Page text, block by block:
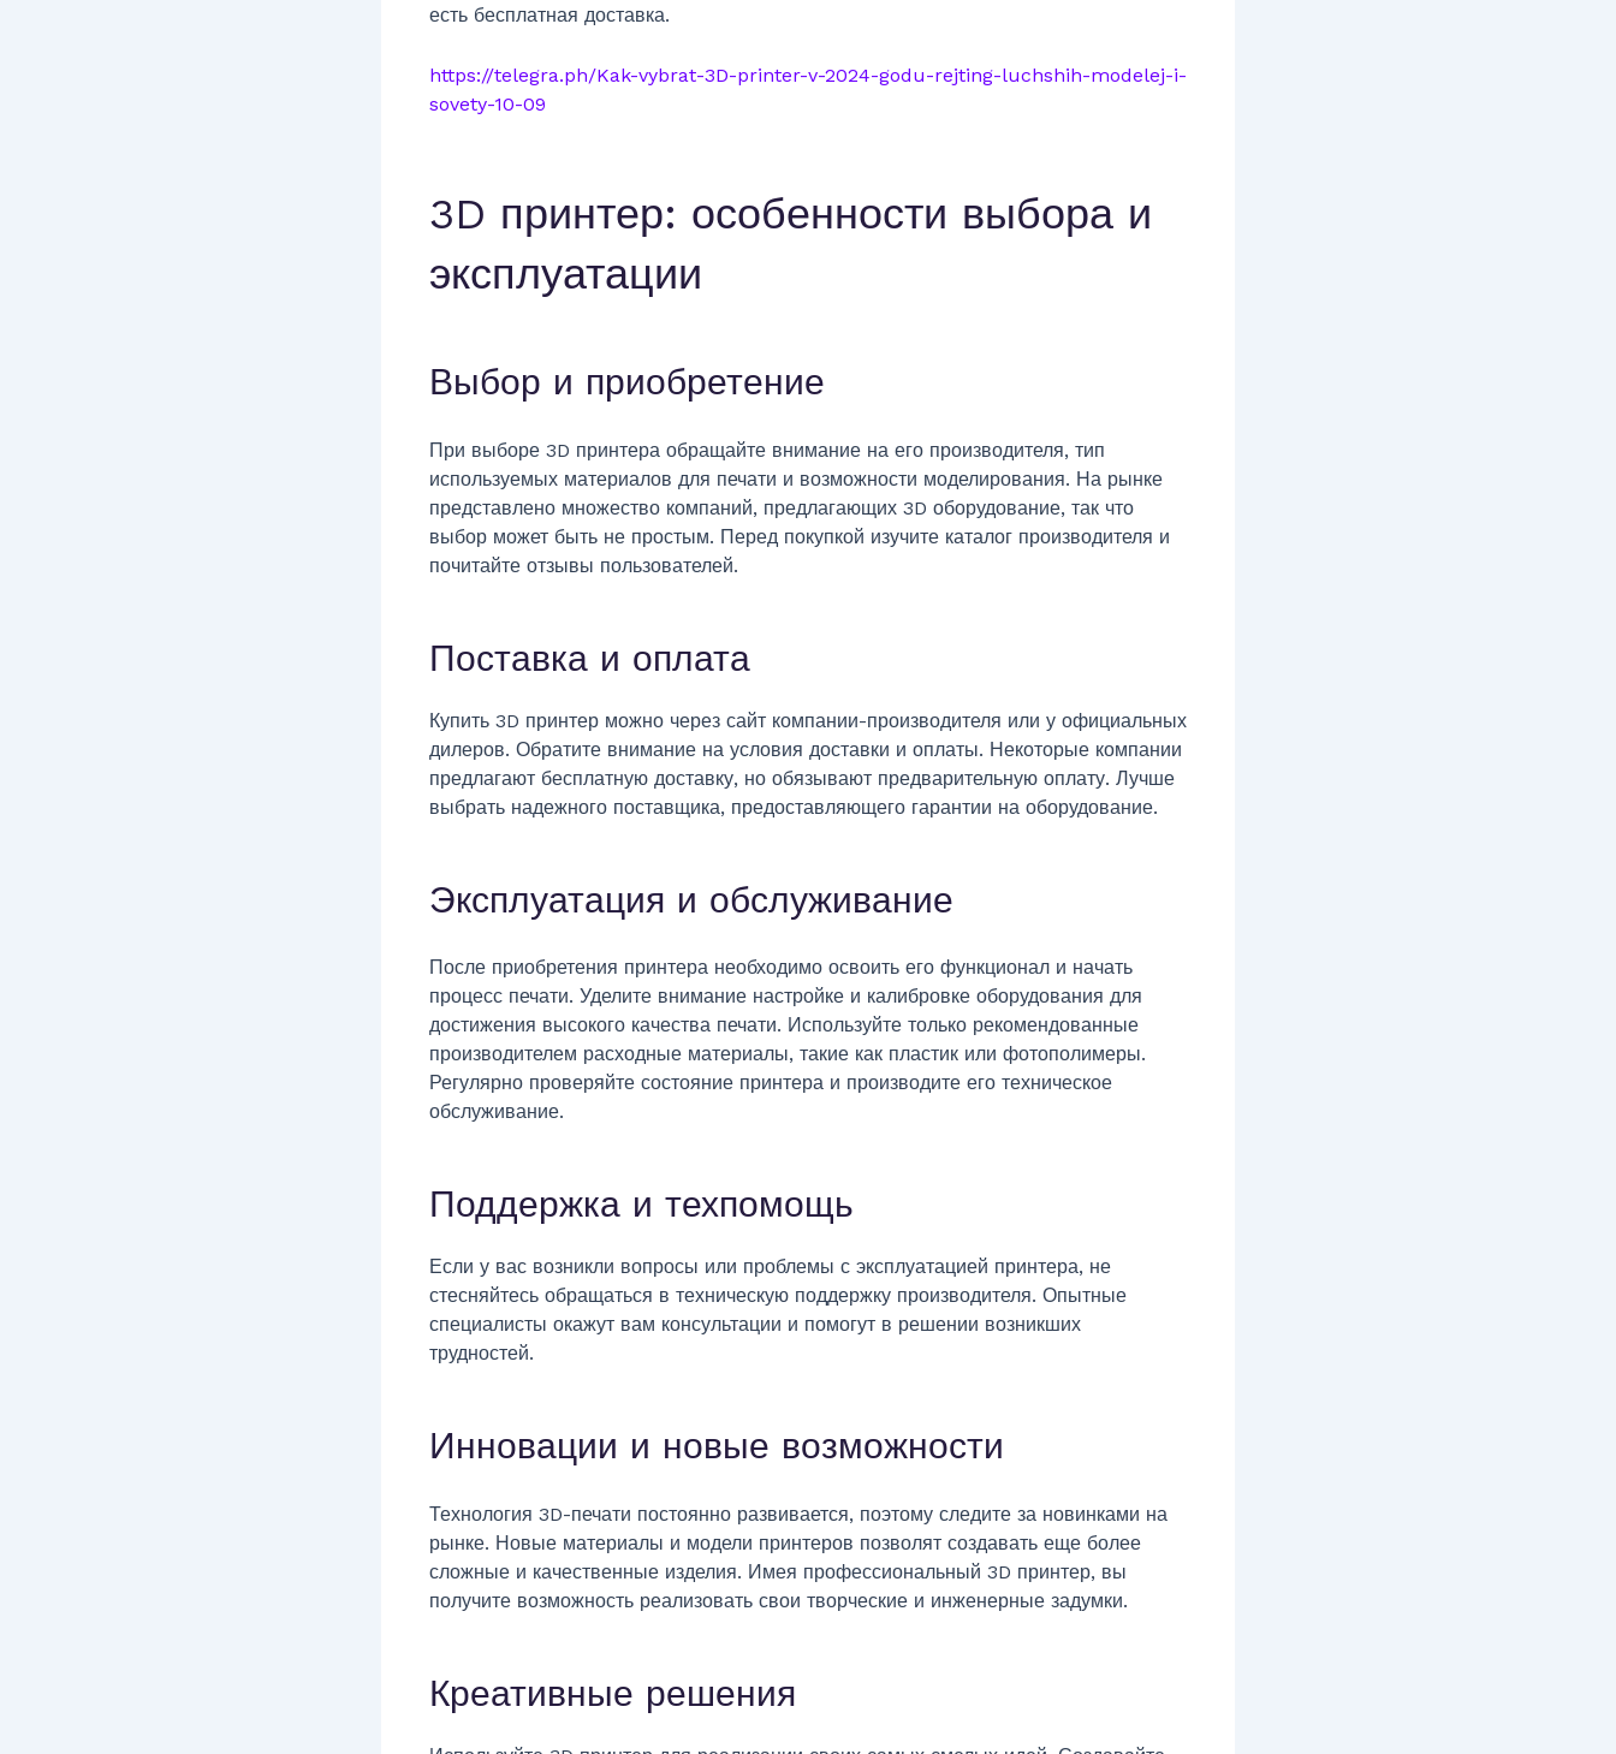
есть бесплатная доставка.
https://telegra.ph/Kak-vybrat-3D-printer-v-2024-godu-rejting-luchshih-modelej-i-
sovety-10-09
3D принтер: особенности выбора и
эксплуатации
Выбор и приобретение
При выборе 3D принтера обращайте внимание на его производителя, тип
используемых материалов для печати и возможности моделирования. На рынке
представлено множество компаний, предлагающих 3D оборудование, так что
выбор может быть не простым. Перед покупкой изучите каталог производителя и
почитайте отзывы пользователей.
Поставка и оплата
Купить 3D принтер можно через сайт компании-производителя или у официальных
дилеров. Обратите внимание на условия доставки и оплаты. Некоторые компании
предлагают бесплатную доставку, но обязывают предварительную оплату. Лучше
выбрать надежного поставщика, предоставляющего гарантии на оборудование.
Эксплуатация и обслуживание
После приобретения принтера необходимо освоить его функционал и начать
процесс печати. Уделите внимание настройке и калибровке оборудования для
достижения высокого качества печати. Используйте только рекомендованные
производителем расходные материалы, такие как пластик или фотополимеры.
Регулярно проверяйте состояние принтера и производите его техническое
обслуживание.
Поддержка и техпомощь
Если у вас возникли вопросы или проблемы с эксплуатацией принтера, не
стесняйтесь обращаться в техническую поддержку производителя. Опытные
специалисты окажут вам консультации и помогут в решении возникших
трудностей.
Инновации и новые возможности
Технология 3D-печати постоянно развивается, поэтому следите за новинками на
рынке. Новые материалы и модели принтеров позволят создавать еще более
сложные и качественные изделия. Имея профессиональный 3D принтер, вы
получите возможность реализовать свои творческие и инженерные задумки.
Креативные решения